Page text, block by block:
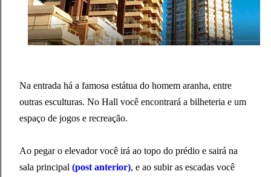
Na entrada há a famosa estátua do homem aranha, entre
outras esculturas. No Hall você encontrará a bilheteria e um
espaço de jogos e recreação.
Ao pegar o elevador você irá ao topo do prédio e sairá na
sala principal (post anterior), e ao subir as escadas você